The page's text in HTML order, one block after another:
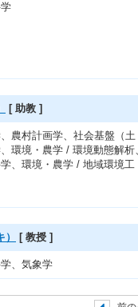
[ 助教 ]
農村計画学、社会基盤（土
環境・農学 / 環境動態解析
、環境・農学 / 地域環境工
[ 教授 ]
、気象学